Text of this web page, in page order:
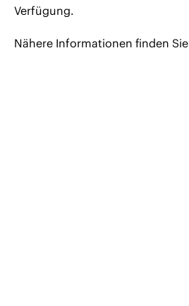
Verfügung.
Nähere Informationen finden Sie